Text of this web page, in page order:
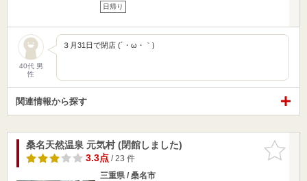
日帰り
40代 男
性
３月31日で閉店 (´・ω・｀)
関連情報から探す
お気に入
りに追加
桑名天然温泉 元気村 (閉館しました)
3.3点/ 23 件
三重県 / 桑名市